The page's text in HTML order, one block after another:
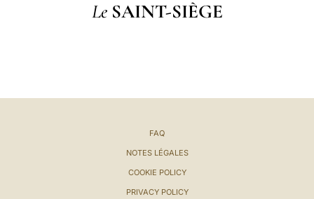
Le SAINT-SIÈGE
FAQ
NOTES LÉGALES
COOKIE POLICY
PRIVACY POLICY